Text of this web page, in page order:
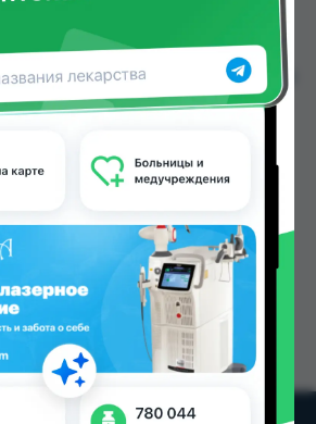
№1 можно купить или
Нишон №1 по цене от 1500.00
других городах Таджикистана